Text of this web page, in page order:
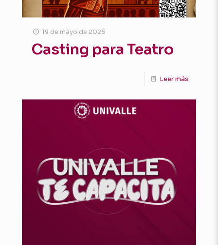
19 de mayo de 2025
Casting para Teatro
Leer más